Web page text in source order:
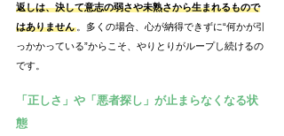
返しは、決して意志の弱さや未熟さから生まれるもので
はありません 。多くの場合、心が納得できずに“何かが引
っかかっている”からこそ、やりとりがループし続けるの
です。
「正しさ」や「悪者探し」が止まらなくなる状
態